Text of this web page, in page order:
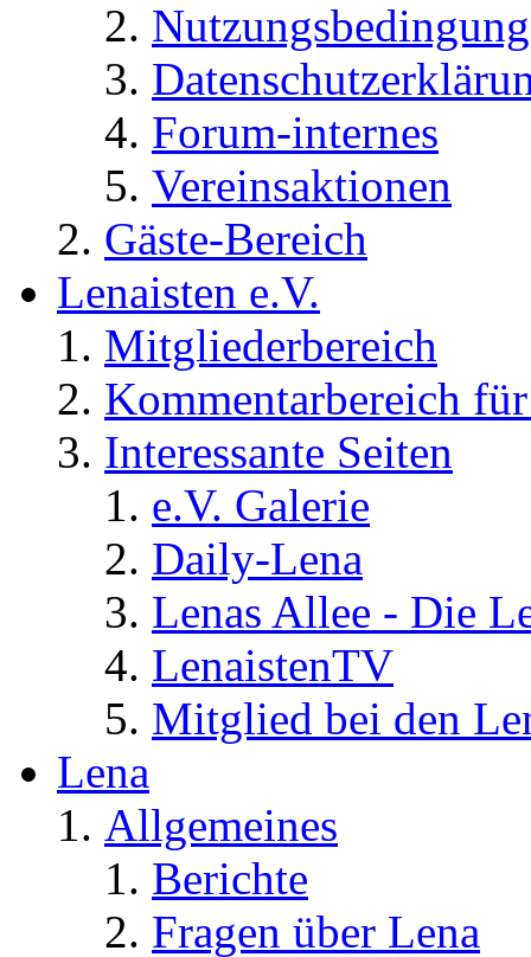
Forum-internes
Vereinsaktionen
Gäste-Bereich
Lenaisten e.V.
Mitgliederbereich
Kommentarbereich
Interessante Seiten
e.V. Galerie
Daily-Lena
Lenas Allee - Die
LenaistenTV
Mitglied bei den
Lena
Allgemeines
Berichte
Fragen über Lena